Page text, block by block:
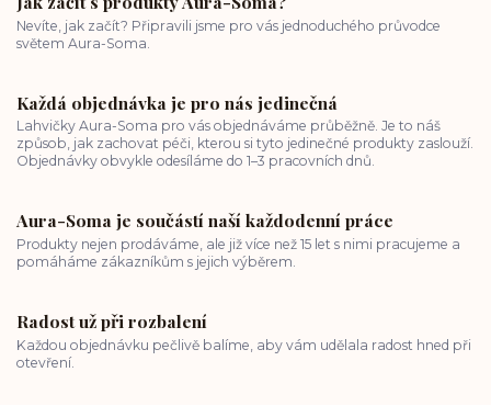
Nevíte, jak začít? Připravili jsme pro vás jednoduchého průvodce
světem Aura-Soma.
Každá objednávka je pro nás jedinečná
Lahvičky Aura-Soma pro vás objednáváme průběžně. Je to náš
způsob, jak zachovat péči, kterou si tyto jedinečné produkty zaslouží.
Objednávky obvykle odesíláme do 1–3 pracovních dnů.
Aura-Soma je součástí naší každodenní práce
Produkty nejen prodáváme, ale již více než 15 let s nimi pracujeme a
pomáháme zákazníkům s jejich výběrem.
Radost už při rozbalení
Každou objednávku pečlivě balíme, aby vám udělala radost hned při
otevření.